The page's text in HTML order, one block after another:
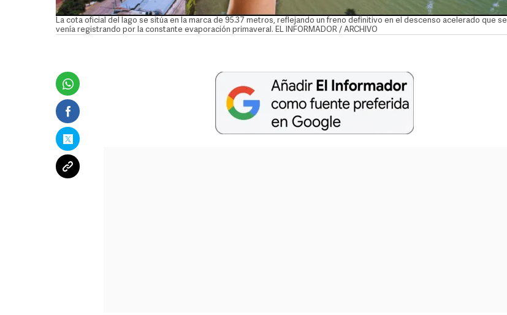
La cota oficial del lago se sitúa en la marca de 95.37 metros, reflejando un freno definitivo en el descenso acelerado que se
venía registrando por la constante evaporación primaveral. EL INFORMADOR / ARCHIVO